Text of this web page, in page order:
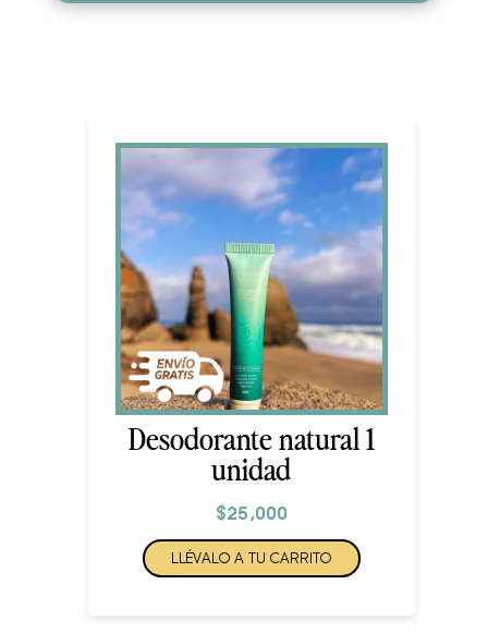
Desodorante natural 1
unidad
$25,000
LLÉVALO A TU CARRITO